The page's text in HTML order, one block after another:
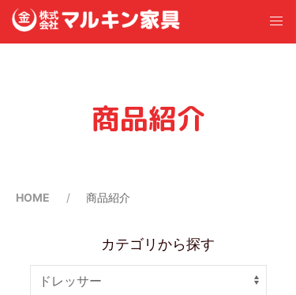
商品紹介
HOME 商品紹介
カテゴリから探す